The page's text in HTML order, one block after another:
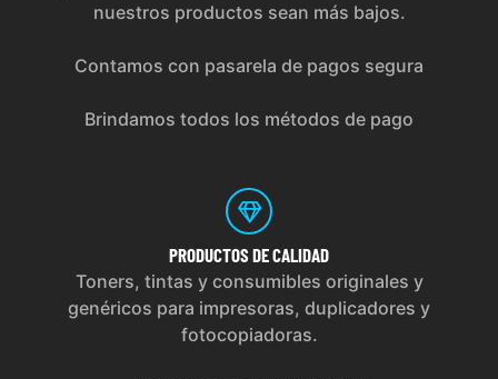
nuestros productos sean más bajos.
Contamos con pasarela de pagos segura
Brindamos todos los métodos de pago
PRODUCTOS DE CALIDAD
Toners, tintas y consumibles originales y
genéricos para impresoras, duplicadores y
fotocopiadoras.